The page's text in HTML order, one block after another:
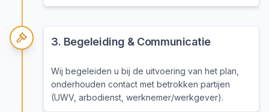
3. Begeleiding & Communicatie
Wij begeleiden u bij de uitvoering van het plan,
onderhouden contact met betrokken partijen
(UWV, arbodienst, werknemer/werkgever).